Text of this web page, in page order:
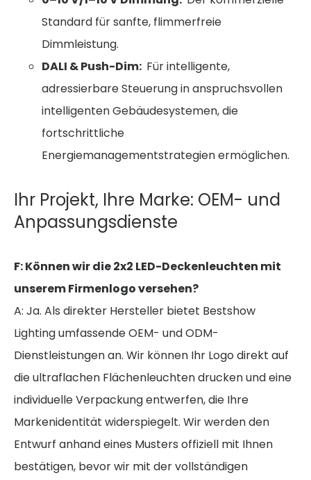
Standard für sanfte, flimmerfreie
Dimmleistung.
DALI & Push-Dim: Für intelligente,
adressierbare Steuerung in anspruchsvollen
intelligenten Gebäudesystemen, die
fortschrittliche
Energiemanagementstrategien ermöglichen.
Ihr Projekt, Ihre Marke: OEM- und
Anpassungsdienste
F: Können wir die 2x2 LED-Deckenleuchten mit
unserem Firmenlogo versehen?
A: Ja. Als direkter Hersteller bietet Bestshow
Lighting umfassende OEM- und ODM-
Dienstleistungen an. Wir können Ihr Logo direkt auf
die ultraflachen Flächenleuchten drucken und eine
individuelle Verpackung entwerfen, die Ihre
Markenidentität widerspiegelt. Wir werden den
Entwurf anhand eines Musters offiziell mit Ihnen
bestätigen, bevor wir mit der vollständigen